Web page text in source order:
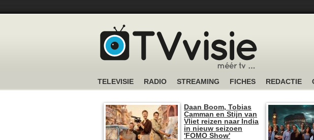
TELEVISIE RADIO STREAMING FICHES REDACTIE
Daan Boom, Tobias
Camman en Stijn van
Vliet reizen naar India
in nieuw seizoen
'FOMO Show'